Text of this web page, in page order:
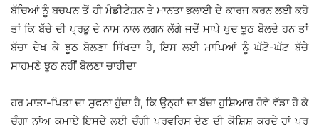
ਬੱਚਿਆਂ ਨੂੰ ਬਚਪਨ ਤੋਂ ਹੀ ਮੈਡੀਟੇਸ਼ਨ ਤੇ ਮਾਨਤਾ ਭਲਾਈ ਦੇ ਕਾਰਜ ਕਰਨ ਲਈ ਕਹੋ
ਤਾਂ ਕਿ ਬੱਚੇ ਦੀ ਪ੍ਰਭੂ ਦੇ ਨਾਮ ਨਾਲ ਲਗਨ ਲੱਗੇ ਜਦੋਂ ਮਾਪੇ ਖੁਦ ਝੂਠ ਬੋਲਦੇ ਹਨ ਤਾਂ
ਬੱਚਾ ਦੇਖ ਕੇ ਝੂਠ ਬੋਲਣਾ ਸਿੱਖਦਾ ਹੈ, ਇਸ ਲਈ ਮਾਪਿਆਂ ਨੂੰ ਘੱਟੋ-ਘੱਟ ਬੱਚੇ
ਸਾਹਮਣੇ ਝੂਠ ਨਹੀਂ ਬੋਲਣਾ ਚਾਹੀਦਾ
ਹਰ ਮਾਤਾ-ਪਿਤਾ ਦਾ ਸੁਫਨਾ ਹੁੰਦਾ ਹੈ, ਕਿ ਉਨ੍ਹਾਂ ਦਾ ਬੱਚਾ ਹੁਸ਼ਿਆਰ ਹੋਵੇ ਵੱਡਾ ਹੋ ਕੇ
ਚੰਗਾ ਨਾਂਅ ਕਮਾਏ ਇਸਦੇ ਲਈ ਚੰਗੀ ਪਰਵਰਿਸ ਦੇਣ ਦੀ ਕੋਸ਼ਿਸ਼ ਕਰਦੇ ਹਾਂ ਪਰ